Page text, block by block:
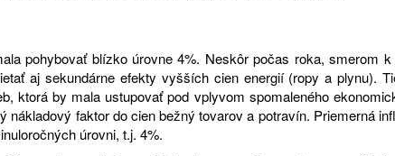
pohybovať blízko úrovne 4%. Neskôr počas roka, smerom k
aj sekundárne efekty vyšších cien energií (ropy a plynu).
ktorá by mala ustupovať pod vplyvom spomaleného
nákladový faktor do cien bežný tovarov a potravín. Priemerná
úrovni, t.j. 4%.